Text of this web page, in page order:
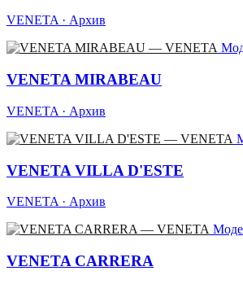
VENETA · Архив
VENETA MIRABEAU
VENETA · Архив
VENETA VILLA D'ESTE
VENETA · Архив
VENETA CARRERA